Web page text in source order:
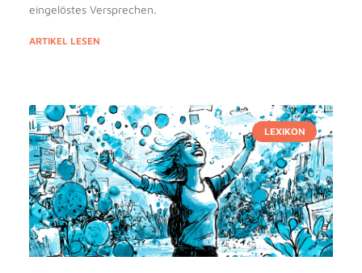
eingelöstes Versprechen.
ARTIKEL LESEN
LEXIKON